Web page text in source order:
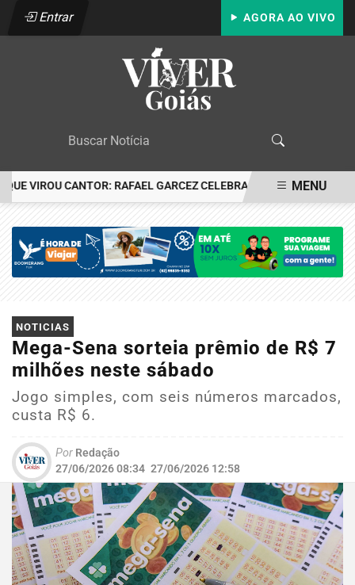
Entrar AGORA AO VIVO
VIROU CANTOR: RAFAEL GARCEZ CELEBRA 24 ANOS COM FESTA
MENU
NOTICIAS
Mega-Sena sorteia prêmio de R$ 7
milhões neste sábado
Jogo simples, com seis números marcados,
custa R$ 6.
Por Redação
27/06/2026 08:34 27/06/2026 12:58